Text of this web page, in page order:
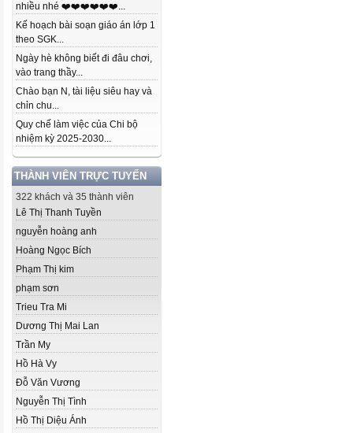
nhiều nhé ❤️❤️❤️❤️❤️❤️...
Kế hoạch bài soạn giáo án lớp 1
theo SGK...
Ngày hè không biết đi đâu chơi,
vào trang thầy...
Chào bạn N, tài liệu siêu hay và
chỉn chu...
Quy chế làm việc của Chi bộ
nhiệm kỳ 2025-2030...
THÀNH VIÊN TRỰC TUYẾN
322 khách và 35 thành viên
Lê Thị Thanh Tuyền
nguyễn hoàng anh
Hoàng Ngọc Bích
Phạm Thị kim
phạm sơn
Trieu Tra Mi
Dương Thị Mai Lan
Trần My
Hồ Hà Vy
Đỗ Văn Vương
Nguyễn Thị Tình
Hồ Thị Diệu Ánh